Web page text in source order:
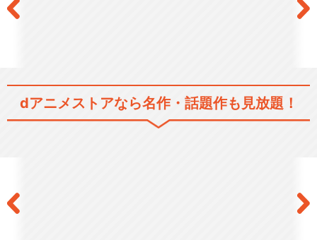
dアニメストアなら名作・話題作も見放題！